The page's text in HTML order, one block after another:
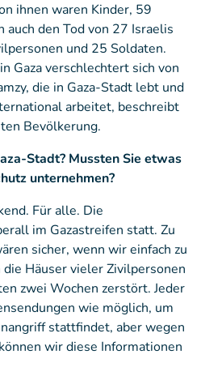
ihnen waren Kinder, 59
auch den Tod von 27 Israelis
und 25 Soldaten.
Gaza verschlechtert sich von
die in Gaza-Stadt lebt und
arbeitet, beschreibt
Bevölkerung.
Stadt? Mussten Sie etwas
unternehmen?
Für alle. Die
im Gazastreifen statt. Zu
sicher, wenn wir einfach zu
Häuser vieler Zivilpersonen
zwei Wochen zerstört. Jeder
wie möglich, um
stattfindet, aber wegen
wir diese Informationen